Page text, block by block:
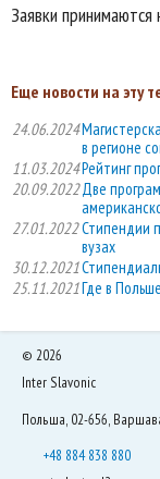
Заявки
Еще новости на эту
24.06.2024
в регионе
11.03.2024Рейтинг
20.09.2022Две
27.01.2022Стипендии
вузах
30.12.2021
25.11.2021Где в
© 2026
Inter Slavonic
Польша, 02-656,
+48 884 838 880